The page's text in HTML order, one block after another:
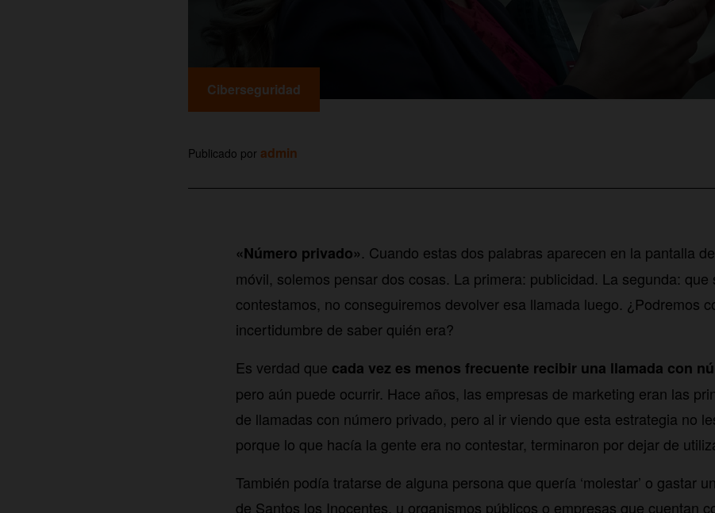
Ciberseguridad
Publicado por admin
«Número privado». Cuando estas dos palabras aparecen en la pantalla
móvil, solemos pensar dos cosas. La primera: publicidad. La segunda: que
contestamos, no conseguiremos devolver esa llamada luego. ¿Podremos
incertidumbre de saber quién era?
Es verdad que cada vez es menos frecuente recibir una llamada con
pero aún puede ocurrir. Hace años, las empresas de marketing eran las
de llamadas con número privado, pero al ir viendo que esta estrategia no
porque lo que hacía la gente era no contestar, terminaron por dejar de
También podía tratarse de alguna persona que quería ‘molestar’ o gastar
de Santos los Inocentes, u organismos públicos o empresas que cuentan